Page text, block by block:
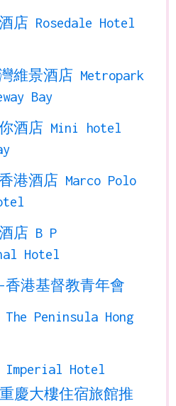
店 Rosedale Hotel
維景酒店 Metropark
Bay
酒店 Mini hotel
港酒店 Marco Polo
店 B P
Hotel
香港基督教青年會
Peninsula Hong
Imperial Hotel
慶大樓住宿旅館推